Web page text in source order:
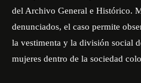
del Archivo General e Histórico.
denunciados, el caso permite
la vestimenta y la división social
mujeres dentro de la sociedad